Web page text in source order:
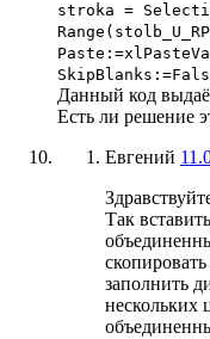
stroka =
Данный код
Есть ли решение
Евгений
Так
заполнить
нескольких